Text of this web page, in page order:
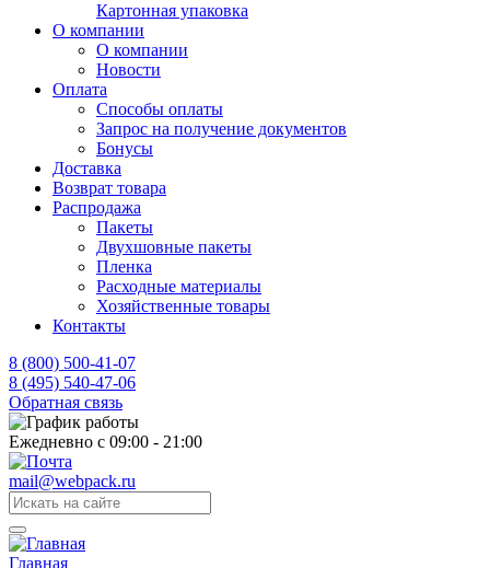
Картонная упаковка
О компании
О компании
Новости
Оплата
Способы оплаты
Запрос на получение документов
Бонусы
Доставка
Возврат товара
Распродажа
Пакеты
Двухшовные пакеты
Пленка
Расходные материалы
Хозяйственные товары
Контакты
8 (800) 500-41-07
8 (495) 540-47-06
Обратная связь
Ежедневно с 09:00 - 21:00
mail@webpack.ru
Главная